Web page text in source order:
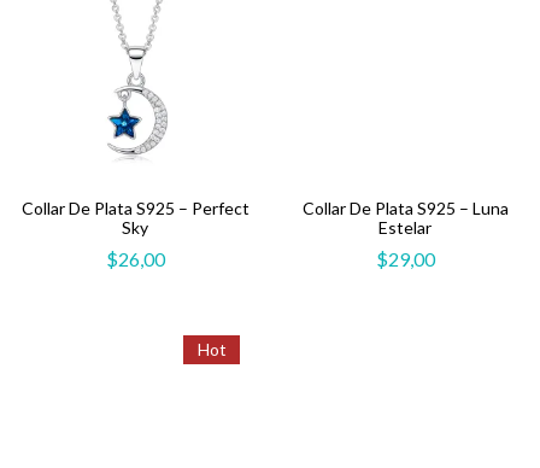
Collar De Plata S925 – Perfect
Sky
$26,00
Collar De Plata S925 – Luna
Estelar
$29,00
Hot